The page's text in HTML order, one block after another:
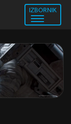
IZBORNIK